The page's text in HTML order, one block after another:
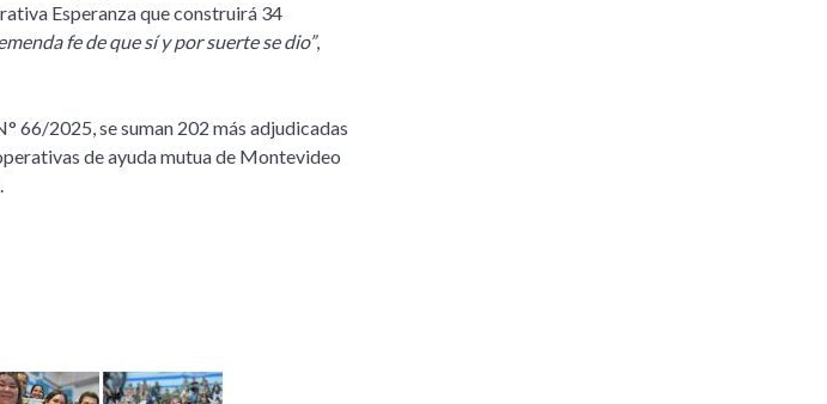
Esperanza que construirá 34
fe de que sí y por suerte se dio”,
66/2025, se suman 202 más adjudicadas
de ayuda mutua de Montevideo